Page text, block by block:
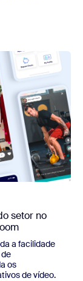
do setor no
setor no
a facilidade
os
de vídeo.